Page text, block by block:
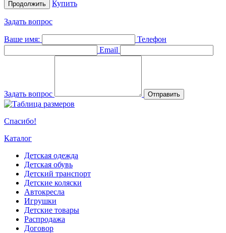
Продолжить
Купить
Задать вопрос
Ваше имя:
Телефон
Email
Задать вопрос Отправить
Спасибо!
Каталог
Детская одежда
Детская обувь
Детский транспорт
Детские коляски
Автокресла
Игрушки
Детские товары
Распродажа
Договор